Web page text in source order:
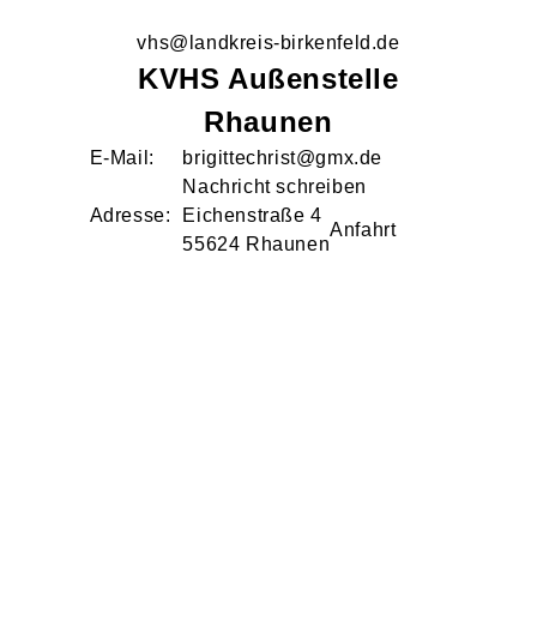
vhs@landkreis-birkenfeld.de
KVHS Außenstelle
Rhaunen
E-Mail:
brigittechrist@gmx.de
Nachricht schreiben
Adresse:
Eichenstraße4
55624 Rhaunen
Anfahrt